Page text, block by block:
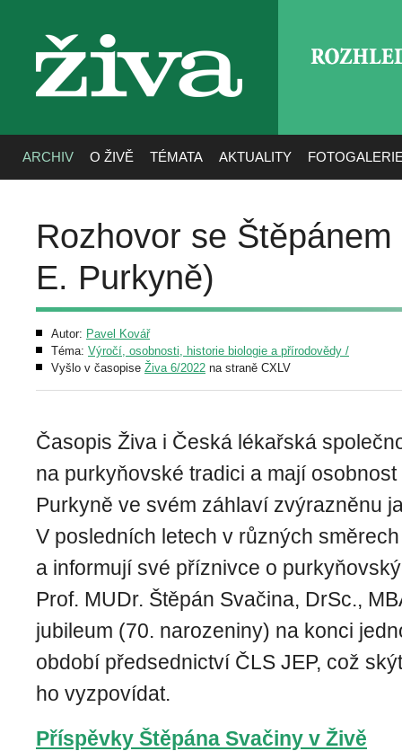
živa
ARCHIV O ŽIVĚ TÉMATA AKTUALITY
Rozhovor se
E. Purkyně)
Autor: Pavel Kovář
Téma: Výročí, osobnosti, historie biologie a přírodovědy /
Vyšlo v časopise Živa 6/2022 na straně CXLV
Časopis Živa i Česká lékařská
na purkyňovské tradici a mají
Purkyně ve svém záhlaví zvýrazněnu
V posledních letech v různých
a informují své příznivce o
Prof. MUDr. Štěpán Svačina, DrSc.,
jubileum (70. narozeniny) na konci
období předsednictví ČLS JEP, což
ho vyzpovídat.
Příspěvky Štěpána Svačiny v Živě